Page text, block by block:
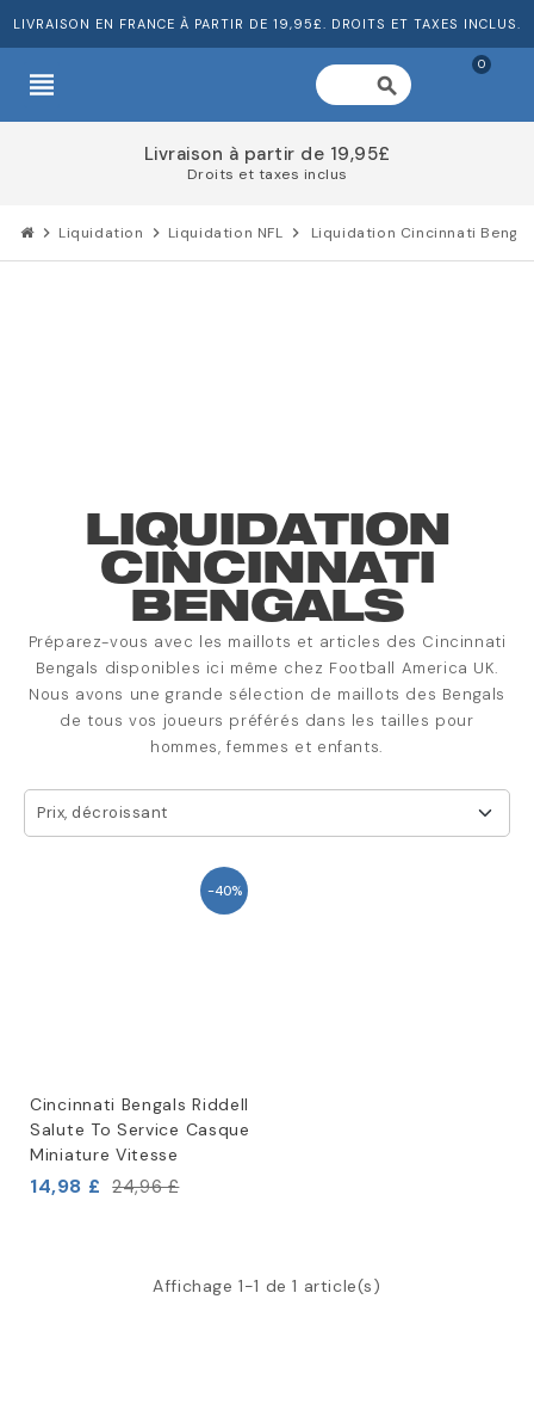
LIVRAISON EN FRANCE À PARTIR DE 19,95£. DROITS ET TAXES INCLUS.
view_headline search
0
Livraison à partir de 19,95£
Droits et taxes inclus
chevron_right Liquidation chevron_right Liquidation NFL chevron_right Liquidation Cincinnati
LIQUIDATION
CINCINNATI
BENGALS
Préparez-vous avec les maillots et articles des Cincinnati
Bengals disponibles ici même chez Football America UK.
Nous avons une grande sélection de maillots des Bengals
de tous vos joueurs préférés dans les tailles pour
hommes, femmes et enfants.
Prix, décroissant
-40%
Cincinnati Bengals Riddell
Salute To Service Casque
Miniature Vitesse
14,98 £ 24,96 £
Affichage 1-1 de 1 article(s)